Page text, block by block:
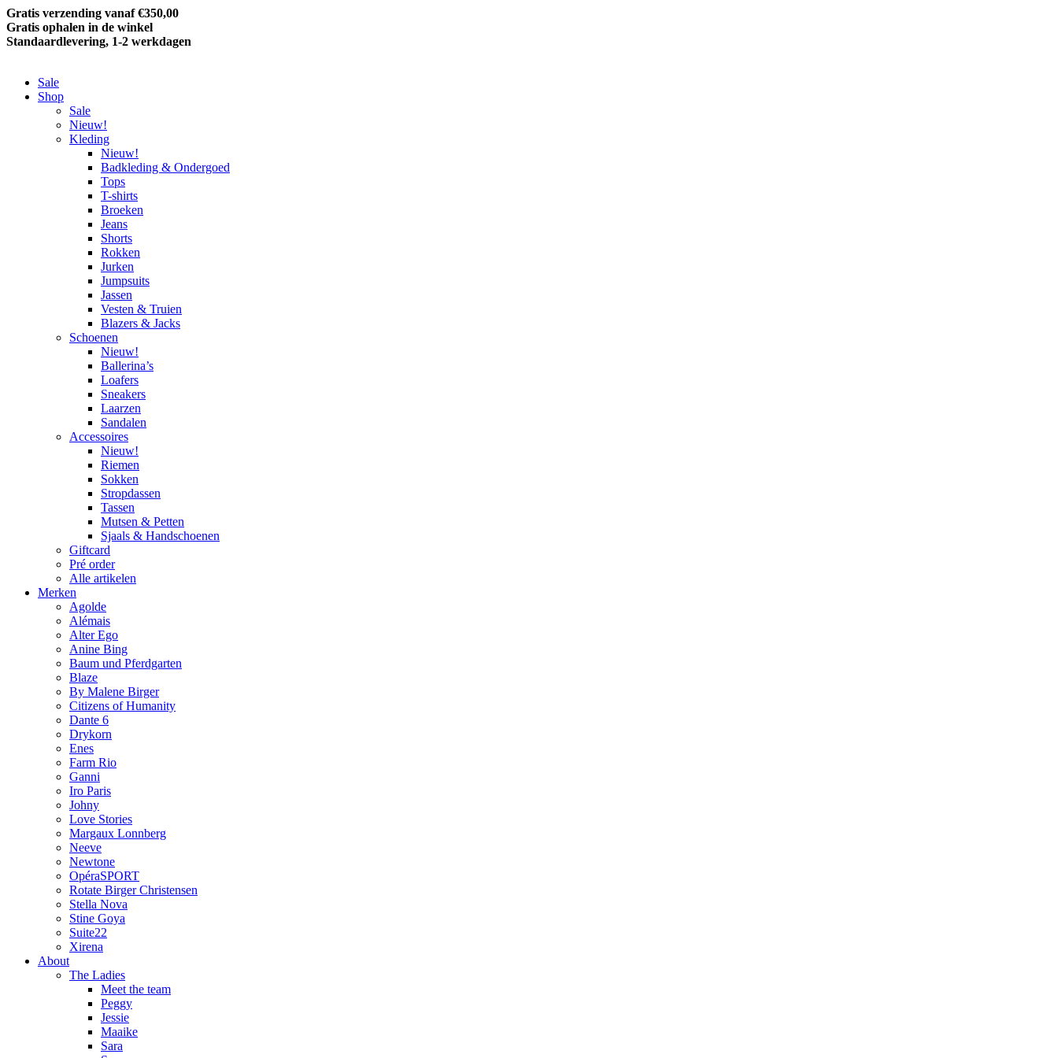
Gratis verzending vanaf €350,00
Gratis ophalen in de winkel
Standaardlevering, 1-2 werkdagen
Sale
Shop
Sale
Nieuw!
Kleding
Nieuw!
Badkleding & Ondergoed
Tops
T-shirts
Broeken
Jeans
Shorts
Rokken
Jurken
Jumpsuits
Jassen
Vesten & Truien
Blazers & Jacks
Schoenen
Nieuw!
Ballerina’s
Loafers
Sneakers
Laarzen
Sandalen
Accessoires
Nieuw!
Riemen
Sokken
Stropdassen
Tassen
Mutsen & Petten
Sjaals & Handschoenen
Giftcard
Pré order
Alle artikelen
Merken
Agolde
Alémais
Alter Ego
Anine Bing
Baum und Pferdgarten
Blaze
By Malene Birger
Citizens of Humanity
Dante 6
Drykorn
Enes
Farm Rio
Ganni
Iro Paris
Johny
Love Stories
Margaux Lonnberg
Neeve
Newtone
OpéraSPORT
Rotate Birger Christensen
Stella Nova
Stine Goya
Suite22
Xirena
About
The Ladies
Meet the team
Peggy
Jessie
Maaike
Sara